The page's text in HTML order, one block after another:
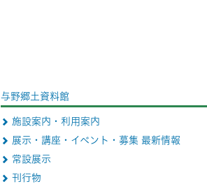
与野郷土資料館
施設案内・利用案内
展示・講座・イベント・募集 最新情報
常設展示
刊行物